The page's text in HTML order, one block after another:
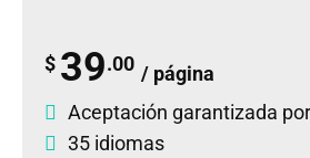
$ 39.00 / página
Aceptación garantizada
35 idiomas